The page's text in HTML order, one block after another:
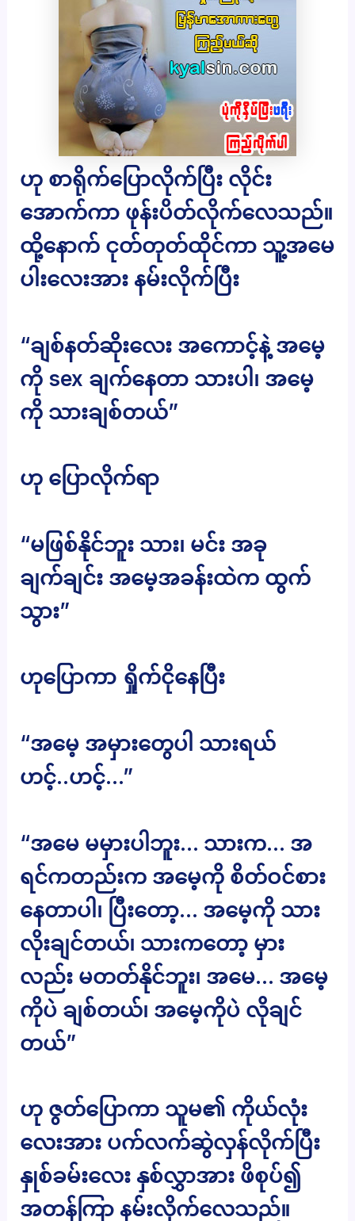
ဟု စာရိုက်ပြောလိုက်ပြီး လိုင်း
အောက်ကာ ဖုန်းပိတ်လိုက်လေသည်။
ထို့နောက် ငုတ်တုတ်ထိုင်ကာ သူ့အမေ
ပါးလေးအား နမ်းလိုက်ပြီး
“ချစ်နတ်ဆိုးလေး အကောင့်နဲ့ အမေ့
ကို sex ချက်နေတာ သားပါ၊ အမေ့
ကို သားချစ်တယ်”
ဟု ပြောလိုက်ရာ
“မဖြစ်နိုင်ဘူး သား၊ မင်း အခု
ချက်ချင်း အမေ့အခန်းထဲက ထွက်
သွား”
ဟုပြောကာ ရှိုက်ငိုနေပြီး
“အမေ့ အမှားတွေပါ သားရယ်
ဟင့်..ဟင့်…”
“အမေ မမှားပါဘူး… သားက… အ
ရင်ကတည်းက အမေ့ကို စိတ်ဝင်စား
နေတာပါ၊ ပြီးတော့… အမေ့ကို သား
လိုးချင်တယ်၊ သားကတော့ မှား
လည်း မတတ်နိုင်ဘူး၊ အမေ… အမေ့
ကိုပဲ ချစ်တယ်၊ အမေ့ကိုပဲ လိုချင်
တယ်”
ဟု ဇွတ်ပြောကာ သူမ၏ ကိုယ်လုံး
လေးအား ပက်လက်ဆွဲလှန်လိုက်ပြီး
နှုစ်ခမ်းလေး နှစ်လွှာအား ဖိစုပ်၍
အတန်ကြာ နမ်းလိုက်လေသည်။